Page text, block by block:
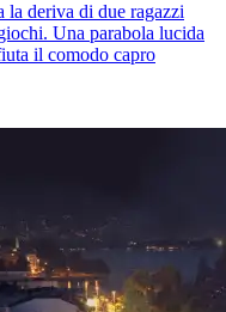
la deriva di due ragazzi
Una parabola lucida
il comodo capro